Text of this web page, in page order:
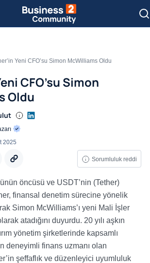
Yeni CFO’su Simon McWilliams Oldu
CFO’su Simon
Oldu
Sorumluluk reddi
2025
öncüsü ve USDT’nin (Tether)
finansal denetim sürecine yönelik
Simon McWilliams’ı yeni Mali İşler
atadığını duyurdu. 20 yılı aşkın
yönetim şirketlerinde kapsamlı
deneyimli finans uzmanı olan
şeffaflık ve düzenleyici uyumluluk